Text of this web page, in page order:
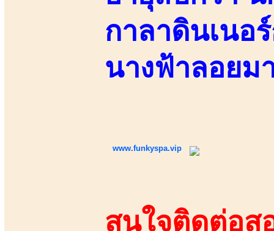
กาลาดินเนอ
นางฟ้าลอยม
www.funkyspa.vip
สนใจติดต่อส